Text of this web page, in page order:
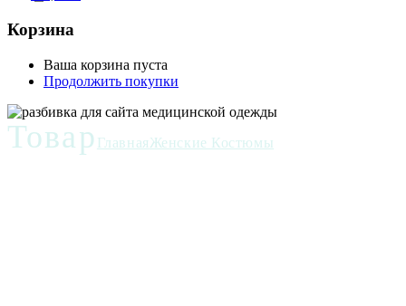
Корзина
Ваша корзина пуста
Продолжить покупки
Товар ГлавнаяЖенские Костюмы